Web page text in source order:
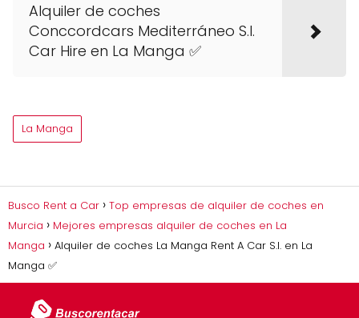
Alquiler de coches
Conccordcars Mediterráneo S.l.
Car Hire en La Manga ✅
La Manga
Busco Rent a Car
Top empresas de alquiler de coches en
Murcia
Mejores empresas alquiler de coches en La
Manga
Alquiler de coches La Manga Rent A Car S.l. en La
Manga ✅